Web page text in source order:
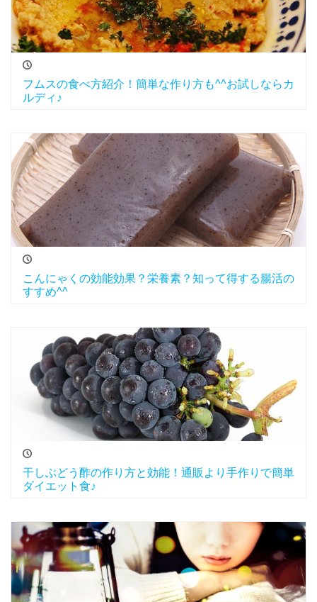
フムスの食べ方紹介！簡単な作り方も^^お試しならカ
ルディ♪
こんにゃくの効能効果？栄養素？知って得する腸活の
すすめ^^
干しぶどう酢の作り方と効能！通販より手作りで簡単
ダイエット食♪